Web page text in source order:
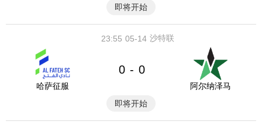
即将开始
05-14
23:55 沙特联
哈萨征服
0 - 0
阿尔纳泽马
即将开始